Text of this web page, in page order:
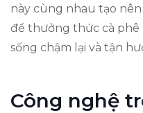
này cùng nhau tạo
để thưởng thức cà phê
sống chậm lại và tận
Công nghệ